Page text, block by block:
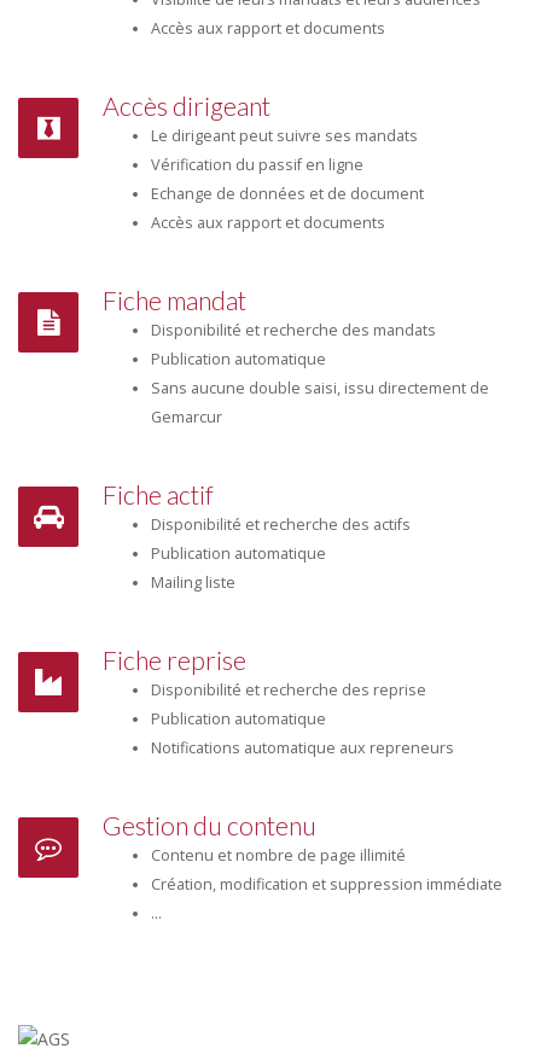
Accès aux rapport et documents
Accès dirigeant
Le dirigeant peut suivre ses mandats
Vérification du passif en ligne
Echange de données et de document
Accès aux rapport et documents
Fiche mandat
Disponibilité et recherche des mandats
Publication automatique
Sans aucune double saisi, issu directement de
Gemarcur
Fiche actif
Disponibilité et recherche des actifs
Publication automatique
Mailing liste
Fiche reprise
Disponibilité et recherche des reprise
Publication automatique
Notifications automatique aux repreneurs
Gestion du contenu
Contenu et nombre de page illimité
Création, modification et suppression immédiate
...